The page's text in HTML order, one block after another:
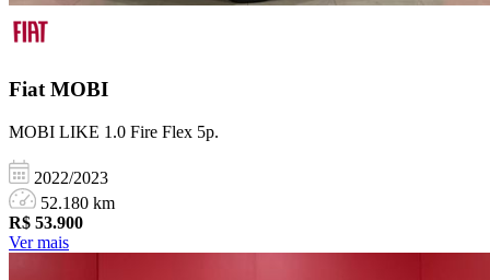
FiatMOBI
MOBI LIKE 1.0 Fire Flex 5p.
2022/2023
52.180 km
R$ 53.900
Ver mais